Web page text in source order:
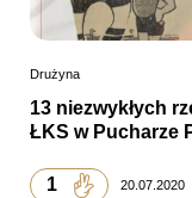
Drużyna
13 niezwykłych
ŁKS w Pucharze
1 20.07.2020